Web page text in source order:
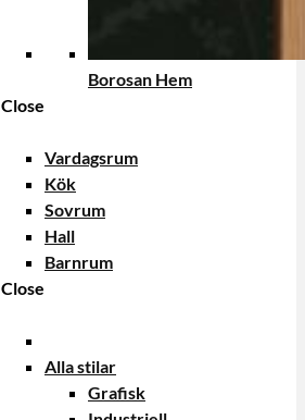
Borosan Hem
Close
Vardagsrum
Kök
Sovrum
Hall
Barnrum
Close
Alla stilar
Grafisk